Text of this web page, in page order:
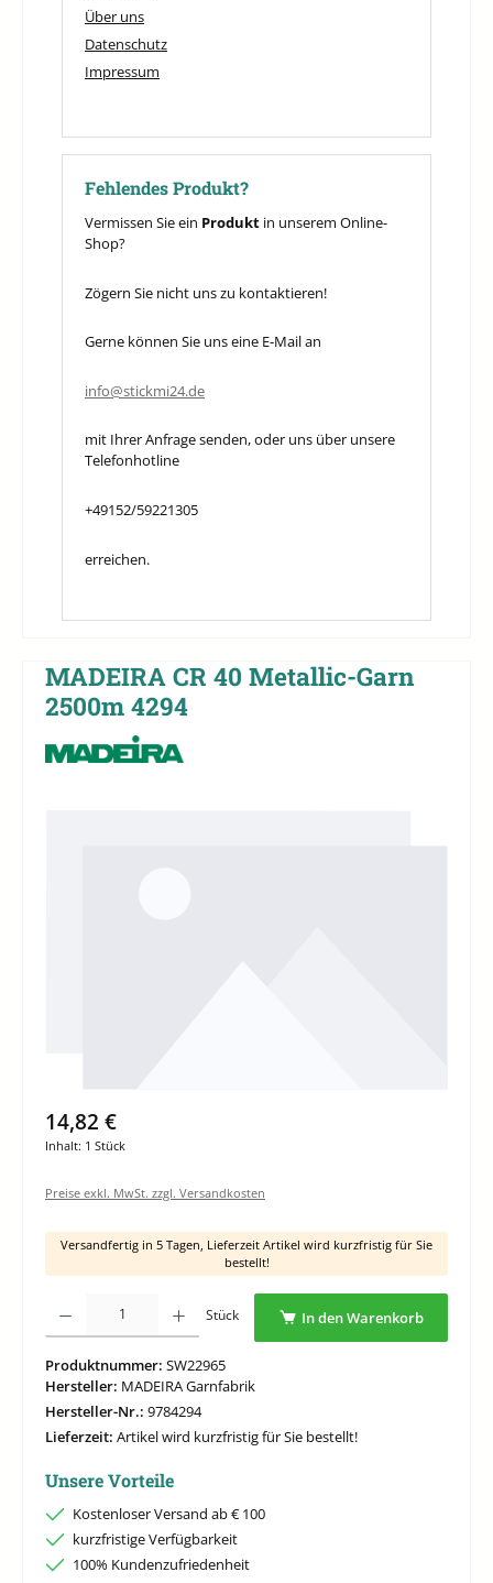
Über uns
Datenschutz
Impressum
Fehlendes Produkt?
Vermissen Sie ein Produkt in unserem Online-
Shop?
Zögern Sie nicht uns zu kontaktieren!
Gerne können Sie uns eine E-Mail an
info@stickmi24.de
mit Ihrer Anfrage senden, oder uns über unsere
Telefonhotline
+49152/59221305
erreichen.
MADEIRA CR 40 Metallic-Garn
2500m 4294
14,82 €
Inhalt: 1 Stück
Preise exkl. MwSt. zzgl. Versandkosten
Versandfertig in 5 Tagen, Lieferzeit Artikel wird kurzfristig für Sie
bestellt!
Produkt Anzahl: Gib den gewünschten Wert ein oder benutze die Schaltflächen um
Stück In den Warenkorb
Produktnummer: SW22965
Hersteller: MADEIRA Garnfabrik
Hersteller-Nr.: 9784294
Lieferzeit: Artikel wird kurzfristig für Sie bestellt!
Unsere Vorteile
Kostenloser Versand ab € 100
kurzfristige Verfügbarkeit
100% Kundenzufriedenheit